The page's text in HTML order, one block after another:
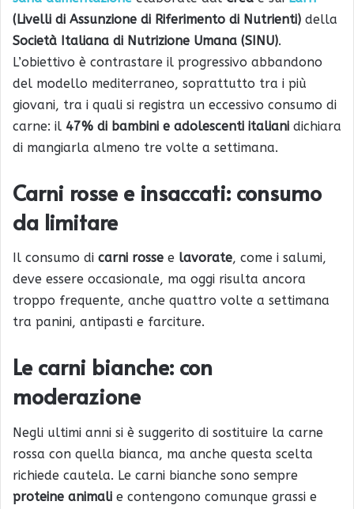
(Livelli di Assunzione di Riferimento di Nutrienti) della
Società Italiana di Nutrizione Umana (SINU).
L’obiettivo è contrastare il progressivo abbandono
del modello mediterraneo, soprattutto tra i più
giovani, tra i quali si registra un eccessivo consumo di
carne: il 47% di bambini e adolescenti italiani dichiara
di mangiarla almeno tre volte a settimana.
Carni rosse e insaccati: consumo
da limitare
Il consumo di carni rosse e lavorate, come i salumi,
deve essere occasionale, ma oggi risulta ancora
troppo frequente, anche quattro volte a settimana
tra panini, antipasti e farciture.
Le carni bianche: con
moderazione
Negli ultimi anni si è suggerito di sostituire la carne
rossa con quella bianca, ma anche questa scelta
richiede cautela. Le carni bianche sono sempre
proteine animali e contengono comunque grassi e